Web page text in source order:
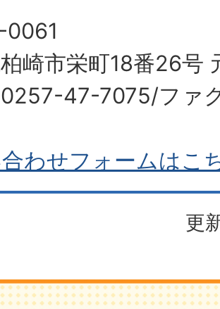
崎市栄町18番26号
0257-47-7075/ファ
わせフォームはこ
更